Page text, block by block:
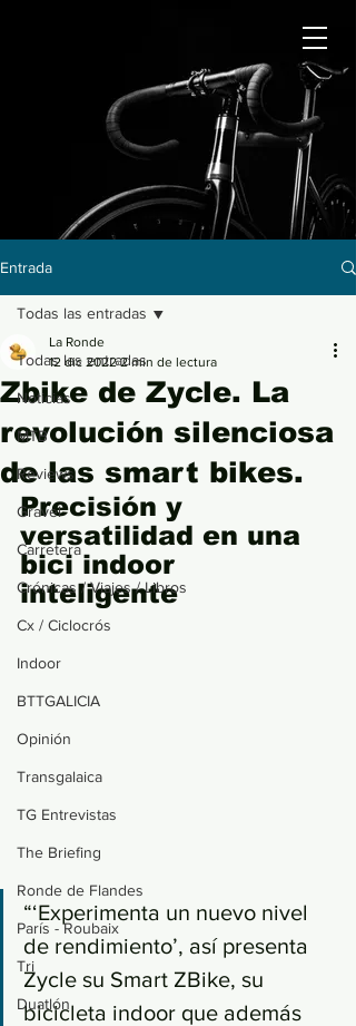
Entrada
Todas las entradas
Noticias
MTB
Reviews
Gravel
Carretera
Crónicas / Viajes / Libros
Cx / Ciclocrós
Indoor
BTTGALICIA
Opinión
Transgalaica
TG Entrevistas
The Briefing
Ronde de Flandes
París - Roubaix
Tri
Duatlón
Todas las entradas
Zbike de Zycle. La
revolución silenciosa
de las smart bikes.
La Ronde
12 dic 2022 2 min de lectura
Precisión y
versatilidad en una
bici indoor
inteligente
“‘Experimenta un nuevo nivel
de rendimiento’, así presenta
Zycle su Smart ZBike, su
bicicleta indoor que además